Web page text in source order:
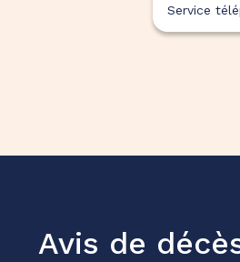
Service
Avis de